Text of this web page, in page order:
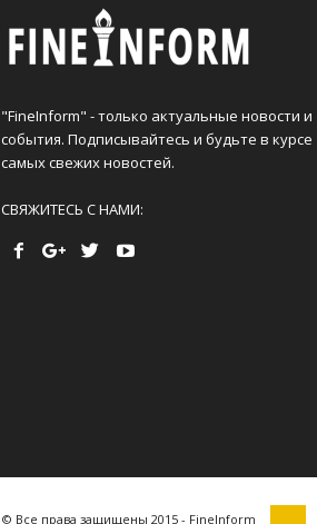
"FineInform" - только актуальные новости и
события. Подписывайтесь и будьте в курсе
самых свежих новостей.
СВЯЖИТЕСЬ С НАМИ:
© Все права защищены 2015 - FineInform